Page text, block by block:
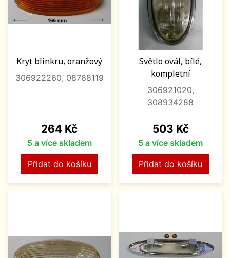
Kryt blinkru, oranžový
306922260, 08768119
Cena
264 Kč
5 a více skladem
Přidat do košíku
Světlo ovál, bílé,
kompletní
306921020,
308934288
Cena
503 Kč
5 a více skladem
Přidat do košíku